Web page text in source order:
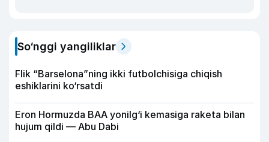
So‘nggi yangiliklar
Flik “Barselona”ning ikki futbolchisiga chiqish
eshiklarini ko‘rsatdi
Eron Hormuzda BAA yonilg‘i kemasiga raketa bilan
hujum qildi — Abu Dabi